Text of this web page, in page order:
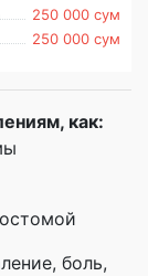
250 000 сум
250 000 сум
как:
боль,